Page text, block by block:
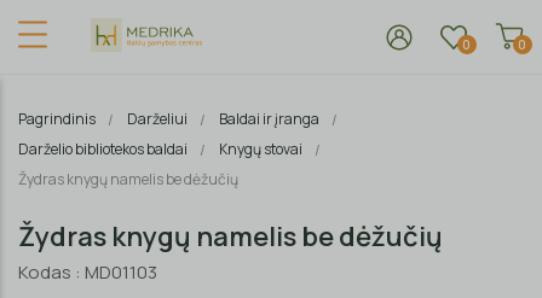
0 0
Pagrindinis Darželiui
Baldai ir įranga
Darželio bibliotekos baldai
Knygų stovai
Žydras knygų namelis be dėžučių
Žydras knygų namelis be dėžučių
Kodas : MD01103